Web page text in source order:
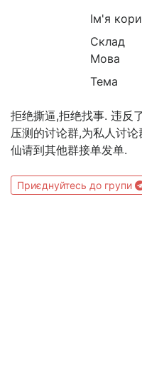
Ім'я
Склад
Мова
Тема
拒绝撕逼,拒绝找事. 违反
压测的讨论群,为私人讨
仙请到其他群接单发单.
Приєднуйтесь до групи